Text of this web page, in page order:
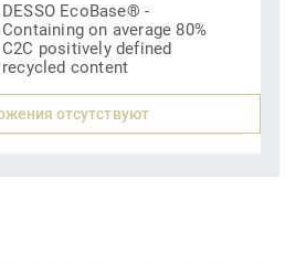
DESSO EcoBase® -
Containing on average 80%
C2C positively defined
recycled content
отсутствуют